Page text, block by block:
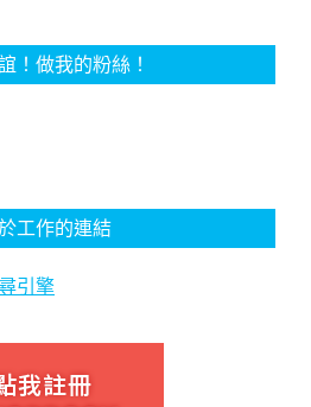
！做我的粉絲！
工作的連結
引擎